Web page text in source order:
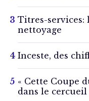
Titres-services:
nettoyage
Inceste, des
« Cette Coupe
dans le